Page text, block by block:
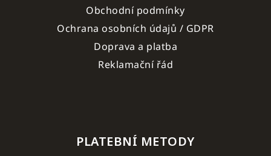
Obchodní podmínky
Ochrana osobních údajů / GDPR
Doprava a platba
Reklamační řád
PLATEBNÍ METODY